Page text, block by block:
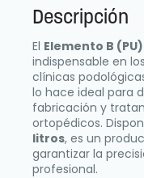
Descripción
El Elemento B (PU)
indispensable en
clínicas
lo hace ideal para
fabricación y
ortopédicos.
litros, es un
garantizar la
profesional.